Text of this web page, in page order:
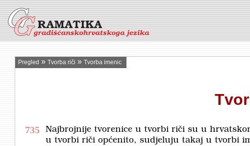
Pregled » Tvorba riči » Tvorba imenic
735
Najbrojnije tvorenice u tvorbi riči su u
u tvorbi riči općenito, sudjeluju takaj u tvorbi